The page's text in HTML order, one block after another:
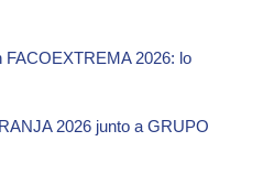
2026: lo
2026 junto a GRUPO